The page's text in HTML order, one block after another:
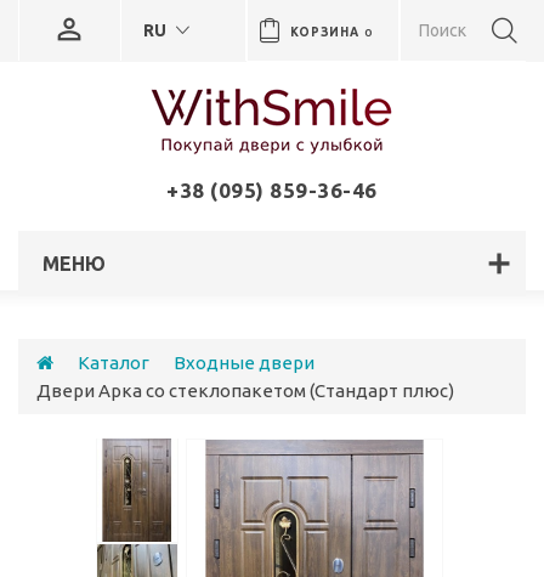
КОРЗИНА 0
RU
+38 (095) 859-36-46
МЕНЮ
Каталог
Входные двери
Двери Арка со стеклопакетом (Стандарт плюс)